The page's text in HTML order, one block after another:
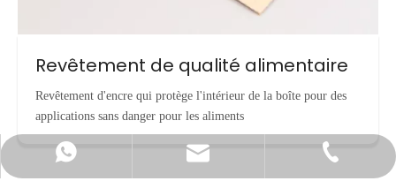
Revêtement de qualité alimentaire
Revêtement d'encre qui protège l'intérieur de la boîte pour des
applications sans danger pour les aliments
Contacter par WhatsApp
info@cnecopackaging.com
+86-15221732206